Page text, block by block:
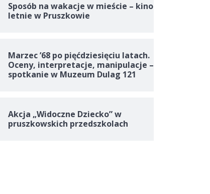
Sposób na wakacje w mieście – kino
letnie w Pruszkowie
Marzec ’68 po pięćdziesięciu latach.
Oceny, interpretacje, manipulacje –
spotkanie w Muzeum Dulag 121
Akcja „Widoczne Dziecko” w
pruszkowskich przedszkolach